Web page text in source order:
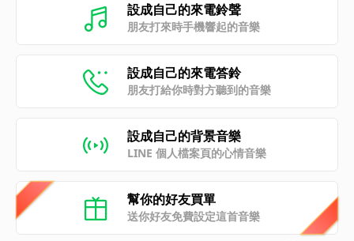
設成自己的來電鈴聲
朋友打來時手機響起的音樂
設成自己的來電答鈴
朋友打給你時對方聽到的音樂
設成自己的背景音樂
LINE 個人檔案頁的心情音樂
幫你的好友買單
送你好友免費設定這首音樂